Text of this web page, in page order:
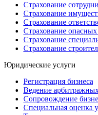
Страхование
Страхование
Страхование
Страхование
Страхование
Страхование
Юридические услуги
Регистрация бизнеса
Ведение
Сопровождение
Специальная оценка